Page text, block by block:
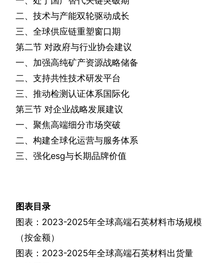
二、技术与产能双轮驱动成长
三、全球供应链重塑窗口期
第二节 对政府与行业协会建议
一、加强高纯矿产资源战略储备
二、支持共性技术研发平台
三、推动检测认证体系国际化
第三节 对企业战略发展建议
一、聚焦高端细分市场突破
二、构建全球化运营与服务体系
三、强化esg与长期品牌价值
图表目录
图表： 2023-2025年全球高端石英材料市场规模
（按金额）
图表： 2023-2025年全球高端石英材料出货量